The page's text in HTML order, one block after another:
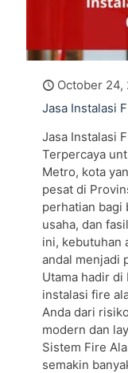
October 24,
Jasa Instalasi
Jasa Instalasi
Terpercaya
Metro, kota
pesat di
perhatian bagi
usaha, dan
ini, kebutuhan
andal menjadi
Utama hadir
instalasi fire
Anda dari
modern dan
Sistem Fire
semakin